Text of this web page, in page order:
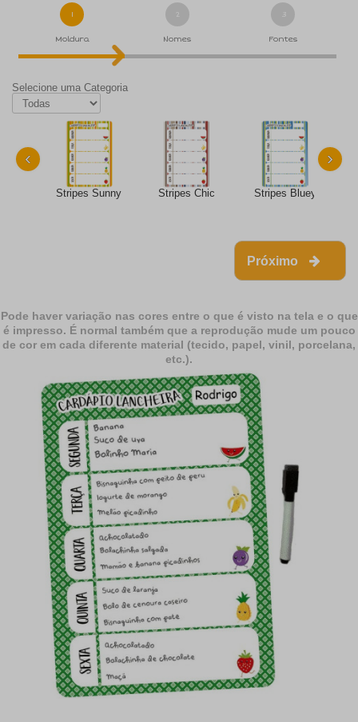
1
Moldura
2
Nomes
3
Fontes
Selecione uma Categoria
Stripes Sunny Stripes Chic Stripes Bluey
‹ ›
Próximo
Pode haver variação nas cores entre o que é visto na tela e o que
é impresso. É normal também que a reprodução mude um pouco
de cor em cada diferente material (tecido, papel, vinil, porcelana,
etc.).